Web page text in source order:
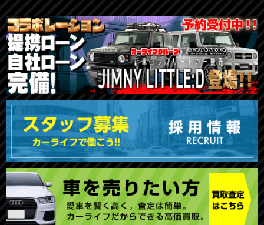
TOKYO店在庫車両
大阪店在庫車両
福岡店在庫車両 車種で探す
メーカーで探す 〜19,999円
20,000円〜29,999円
30,000円〜39,999円
40,000円〜49,999円
50,000円〜